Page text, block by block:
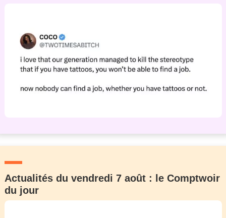
Actualités du vendredi 7 août : le Comptwoir
du jour